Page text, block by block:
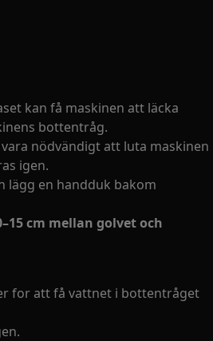
kan få maskinen att läcka
bottentråg.
nödvändigt att luta maskinen
igen.
lägg en handduk bakom
cm mellan golvet och
for att få vattnet i bottentråget